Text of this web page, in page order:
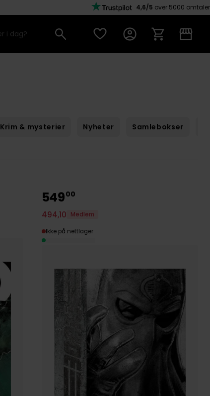
4,6/5 over 5000 omtaler
Krim & mysterier Nyheter Samlebokser
54900
494,10 Medlem
Ikke på nettlager